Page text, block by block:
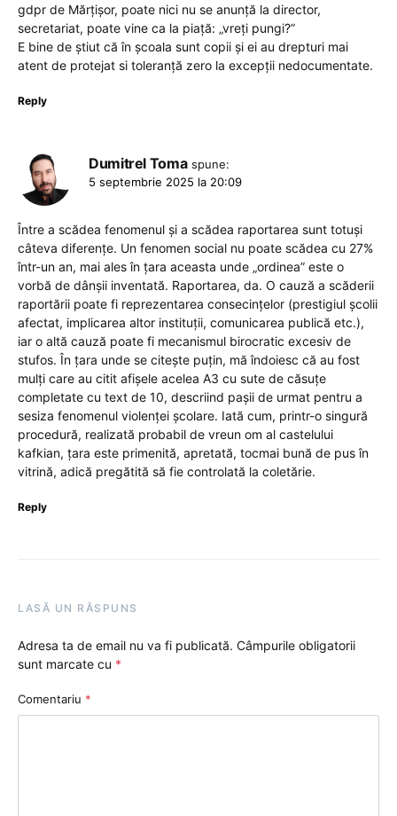
gdpr de Mărțișor, poate nici nu se anunță la director,
secretariat, poate vine ca la piață: „vreți pungi?”
E bine de știut că în școala sunt copii și ei au drepturi mai
atent de protejat si toleranță zero la excepții nedocumentate.
Reply
Dumitrel Toma spune:
5 septembrie 2025 la 20:09
Între a scădea fenomenul și a scădea raportarea sunt totuși
câteva diferențe. Un fenomen social nu poate scădea cu 27%
într-un an, mai ales în țara aceasta unde „ordinea” este o
vorbă de dânșii inventată. Raportarea, da. O cauză a scăderii
raportării poate fi reprezentarea consecințelor (prestigiul școlii
afectat, implicarea altor instituții, comunicarea publică etc.),
iar o altă cauză poate fi mecanismul birocratic excesiv de
stufos. În țara unde se citește puțin, mă îndoiesc că au fost
mulți care au citit afișele acelea A3 cu sute de căsuțe
completate cu text de 10, descriind pașii de urmat pentru a
sesiza fenomenul violenței școlare. Iată cum, printr-o singură
procedură, realizată probabil de vreun om al castelului
kafkian, țara este primenită, apretată, tocmai bună de pus în
vitrină, adică pregătită să fie controlată la coletărie.
Reply
LASĂ UN RĂSPUNS
Adresa ta de email nu va fi publicată. Câmpurile obligatorii
sunt marcate cu *
Comentariu *